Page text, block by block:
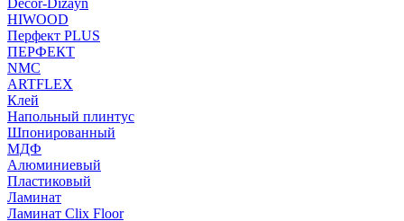
Decor-Dizayn
HIWOOD
Перфект PLUS
ПЕРФЕКТ
NMC
ARTFLEX
Клей
Напольный плинтус
Шпонированный
МДФ
Алюминиевый
Пластиковый
Ламинат
Ламинат Clix Floor